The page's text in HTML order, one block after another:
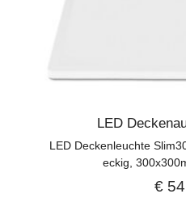
LED
LED Deckenleuchte
eckig,
€